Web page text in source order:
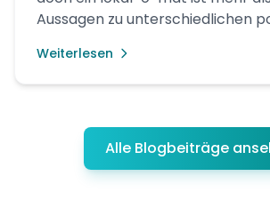
Aussagen zu unterschiedlichen
mehrmonatiger Prozess, bei dem
Weiterlesen
Alle Blogbeiträge